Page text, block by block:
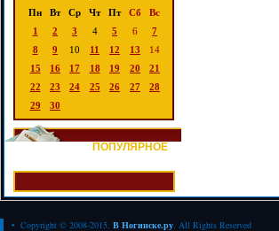
Пн
Вт Ср Чт Пт Сб
Вс
1
2 3 4 5 6
7
8
9 10 11 12 13
14
15
16 17 18 19 20
21
22
23 24 25 26 27
28
29
30
ПОПУЛЯРНОЕ
• Copyright © 2008-2015. В Ногинске.ру. All Rights Reserved